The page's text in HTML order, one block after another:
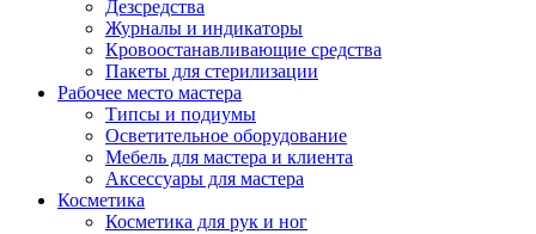
Дезсредства
Журналы и индикаторы
Кровоостанавливающие средства
Пакеты для стерилизации
Рабочее место мастера
Типсы и подиумы
Осветительное оборудование
Мебель для мастера и клиента
Аксессуары для мастера
Косметика
Косметика для рук и ног